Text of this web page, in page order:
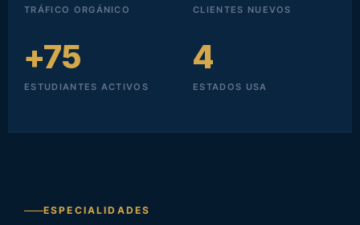
TRÁFICO ORGÁNICO CLIENTES NUEVOS
+75
ESTUDIANTES ACTIVOS
4
ESTADOS USA
ESPECIALIDADES